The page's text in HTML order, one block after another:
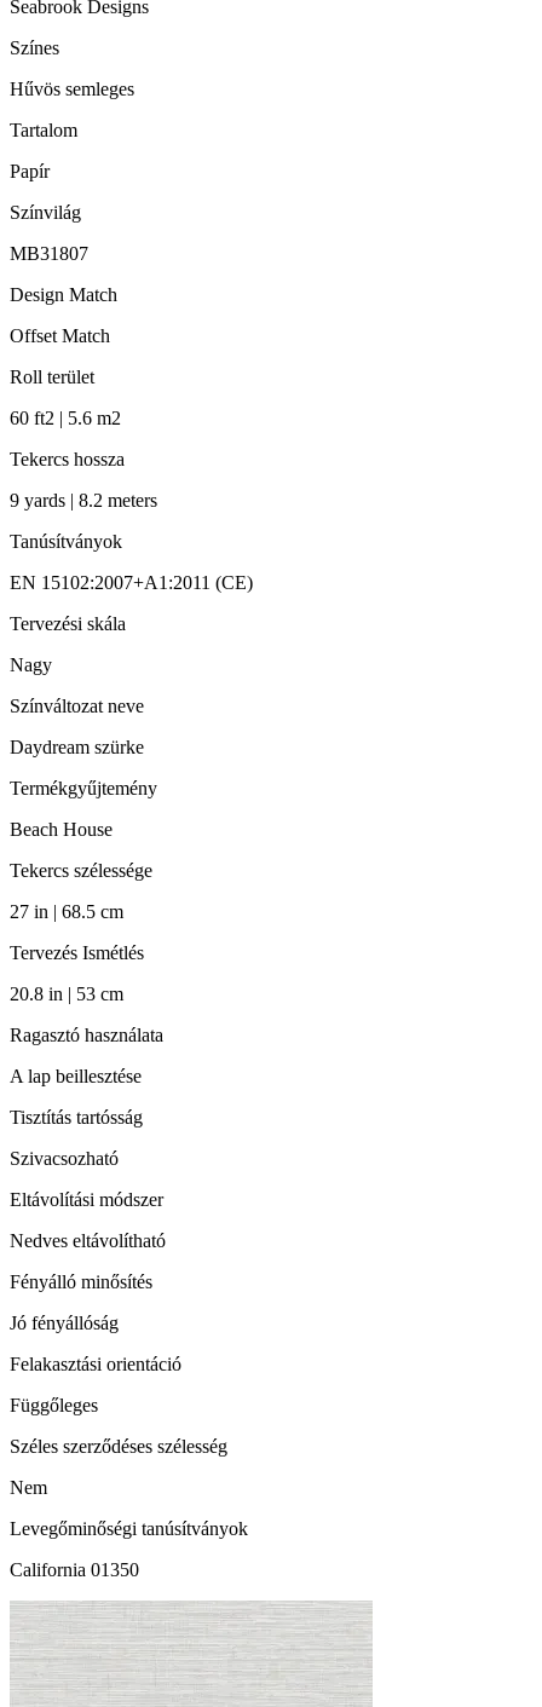
Seabrook Designs
Színes
Hűvös semleges
Tartalom
Papír
Színvilág
MB31807
Design Match
Offset Match
Roll terület
60 ft2 | 5.6 m2
Tekercs hossza
9 yards | 8.2 meters
Tanúsítványok
EN 15102:2007+A1:2011 (CE)
Tervezési skála
Nagy
Színváltozat neve
Daydream szürke
Termékgyűjtemény
Beach House
Tekercs szélessége
27 in | 68.5 cm
Tervezés Ismétlés
20.8 in | 53 cm
Ragasztó használata
A lap beillesztése
Tisztítás tartósság
Szivacsozható
Eltávolítási módszer
Nedves eltávolítható
Fényálló minősítés
Jó fényállóság
Felakasztási orientáció
Függőleges
Széles szerződéses szélesség
Nem
Levegőminőségi tanúsítványok
California 01350